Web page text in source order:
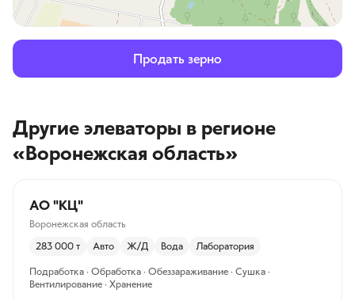
Продать зерно
Другие элеваторы в регионе
«Воронежская область»
АО "КЦ"
Воронежская область
283 000 т Авто Ж/Д Вода Лаборатория
Подработка · Обработка · Обеззараживание · Сушка ·
Вентилирование · Хранение